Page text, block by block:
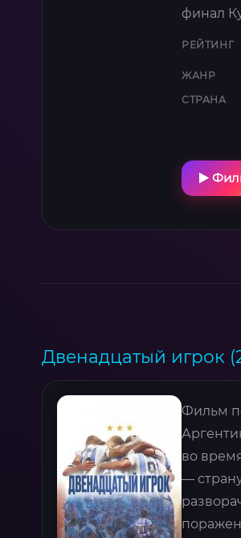
финал
РЕЙТИНГ
ЖАНР
СТРАНА
Двенадцатый игрок
Фильм
во
—